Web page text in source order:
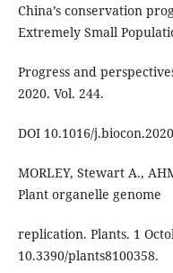
China’s conservation
Extremely Small
Progress and
2020. Vol. 244.
DOI 10.1016/
MORLEY, Stewart A.,
Plant organelle genome
replication. Plants. 1
10.3390/plants8100358.